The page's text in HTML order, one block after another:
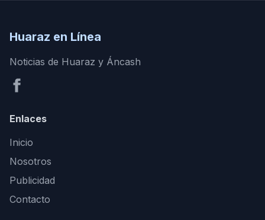
Huaraz en Línea
Noticias de Huaraz y Áncash
Enlaces
Inicio
Nosotros
Publicidad
Contacto